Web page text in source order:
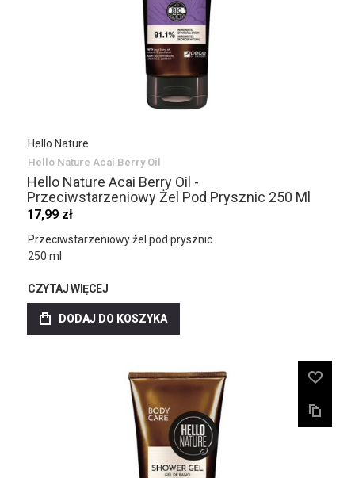
Hello Nature
Hello Nature Acai Berry Oil
Hello Nature Acai Berry Oil -
Przeciwstarzeniowy Żel Pod Prysznic 250 Ml
17,99 zł
Przeciwstarzeniowy żel pod prysznic
250 ml
CZYTAJ WIĘCEJ
DODAJ DO KOSZYKA